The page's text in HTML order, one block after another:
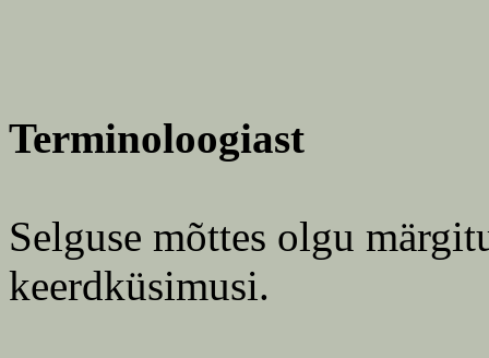
Terminoloogiast
Selguse mõttes olgu
keerdküsimusi.